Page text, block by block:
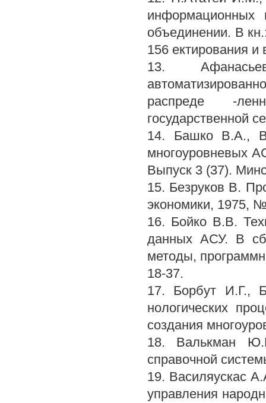
информационных
объединении. В
156 ектирования
13.
распреде -
государственной
14. Башко В.А.,
многоуровневых
Выпуск 3 (37).
15. Безруков В.
экономики, 1975,
16. Бойко В.В.
данных АСУ. В
методы,
18-37.
17. Борбут И.Г.,
нологических
создания
18. Валькман
справочной
19. Василяускас
управления